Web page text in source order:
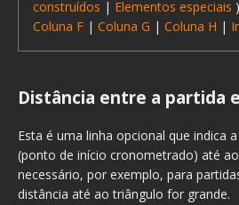
construídos | Elementos especiais
Coluna F | Coluna G | Coluna H |
Distância entre a partida
Esta é uma linha opcional que indica
(ponto de início cronometrado) até
necessário, por exemplo, para
distância até ao triângulo for grande.